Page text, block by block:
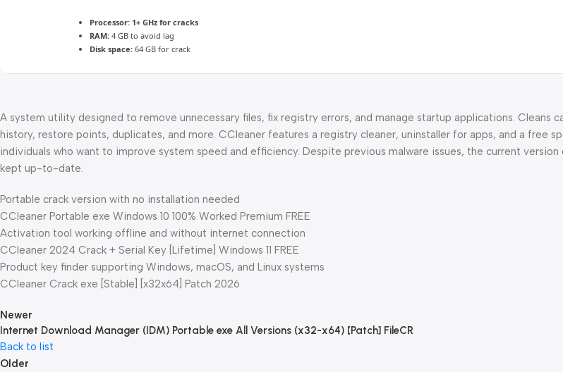
Processor: 1+ GHz for cracks
RAM: 4 GB to avoid lag
Disk space: 64 GB for crack
A system utility designed to remove unnecessary files, fix registry errors, and manage startup applications. Cleans
history, restore points, duplicates, and more. CCleaner features a registry cleaner, uninstaller for apps, and a free
individuals who want to improve system speed and efficiency. Despite previous malware issues, the current version
kept up-to-date.
Portable crack version with no installation needed
CCleaner Portable exe Windows 10 100% Worked Premium FREE
Activation tool working offline and without internet connection
CCleaner 2024 Crack + Serial Key [Lifetime] Windows 11 FREE
Product key finder supporting Windows, macOS, and Linux systems
CCleaner Crack exe [Stable] [x32x64] Patch 2026
Newer
Internet Download Manager (IDM) Portable exe All Versions (x32-x64) [Patch] FileCR
Back to list
Older